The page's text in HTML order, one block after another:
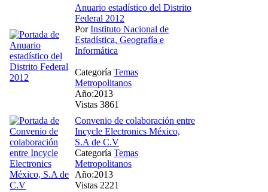
Anuario estadístico del Distrito
Federal 2012
PorInstituto Nacional de
Estadística, Geografía e
Informática
Categoría Temas
Metropolitanos
Año:2013
Vistas 3861
Convenio de colaboración entre
Incycle Electronics México,
S.A de C.V
Categoría Temas
Metropolitanos
Año:2013
Vistas 2221